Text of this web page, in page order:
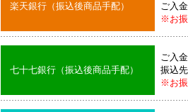
楽天銀行（振込後商品手配）
ご入
※お振
七十七銀行（振込後商品手配）
ご入
振込
※お振